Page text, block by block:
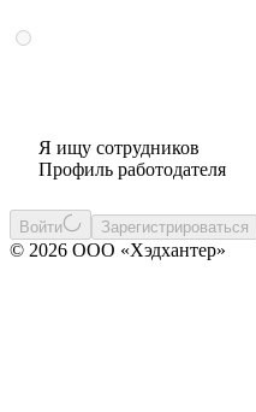
Я ищу сотрудников
Профиль работодателя
Войти Зарегистрироваться
© 2026 ООО «Хэдхантер»